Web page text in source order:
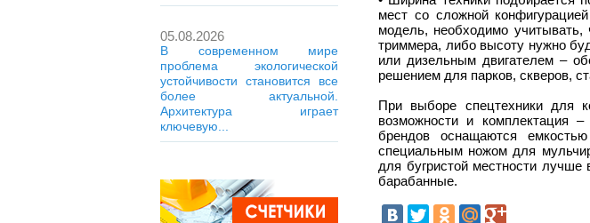
05.08.2026
В современном мире
проблема экологической
устойчивости становится все
более актуальной.
Архитектура играет
ключевую...
мест со сложной
модель, необходимо учитывать,
триммера, либо высоту нужно
или дизельным двигателем –
решением для парков, скверов,
При выборе спецтехники для
возможности и комплектация
брендов оснащаются
специальным ножом для
для бугристой местности лучше
барабанные.